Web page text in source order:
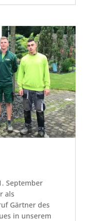
September
als
Gärtner des
in unserem